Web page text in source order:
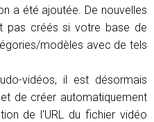
a été ajoutée. De nouvelles
pas créés si votre base de
modèles avec de tels
vidéos, il est désormais
de créer automatiquement
de l'URL du fichier vidéo